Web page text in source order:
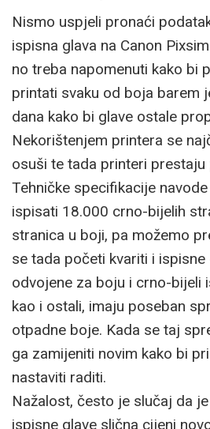
Nismo uspjeli pronaći
ispisna glava na Canon
no treba napomenuti kako bi
printati svaku od boja barem
dana kako bi glave ostale
Nekorištenjem printera se
osuši te tada printeri prestaju
Tehničke specifikacije
ispisati 18.000 crno-bijelih
stranica u boji, pa možemo
se tada početi kvariti i ispisne
odvojene za boju i crno-bijeli
kao i ostali, imaju poseban
otpadne boje. Kada se taj
ga zamijeniti novim kako bi
nastaviti raditi.
Nažalost, često je slučaj da
ispisne glave slična cijeni